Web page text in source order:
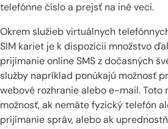
telefónne číslo a prejsť na iné veci.
Okrem služieb virtuálnych
SIM kariet je k dispozícii množstvo
prijímanie online SMS z dočasných
služby napríklad ponúkajú možnosť
webové rozhranie alebo e-mail. Toto
možnosť, ak nemáte fyzický telefón
prijímanie správ, alebo ak